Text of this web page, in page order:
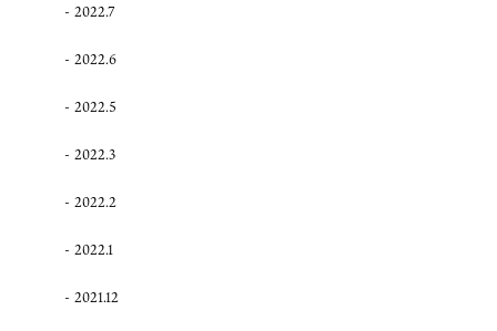
2022.7
2022.6
2022.5
2022.3
2022.2
2022.1
2021.12